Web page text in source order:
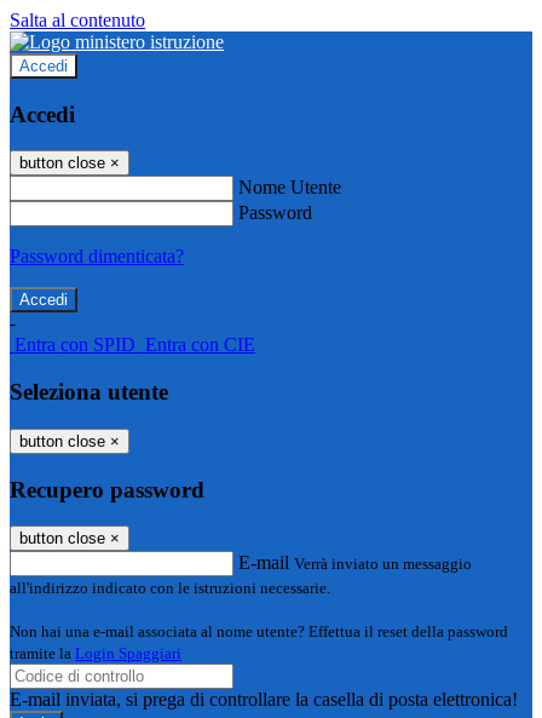
Salta al contenuto
Accedi
Accedi
button close ×
Nome Utente
Password
Password dimenticata?
-
Entra con SPID Entra con CIE
Seleziona utente
button close ×
Recupero password
button close ×
E-mail Verrà inviato un messaggio
all'indirizzo indicato con le istruzioni necessarie.
Non hai una e-mail associata al nome utente? Effettua il reset della password
tramite la Login Spaggiari
E-mail inviata, si prega di controllare la casella di posta elettronica!